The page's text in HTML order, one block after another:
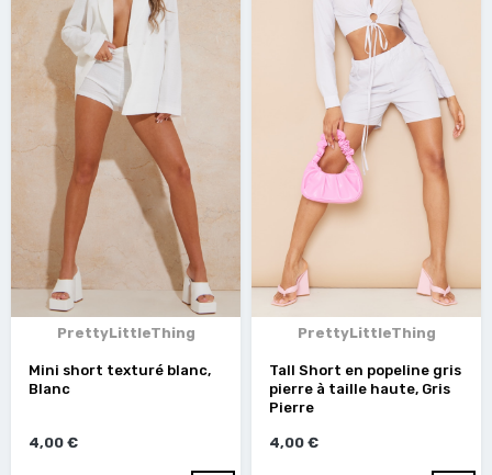
PrettyLittleThing
Mini short texturé blanc,
Blanc
4,00 €
PrettyLittleThing
Tall Short en popeline gris
pierre à taille haute, Gris
Pierre
4,00 €